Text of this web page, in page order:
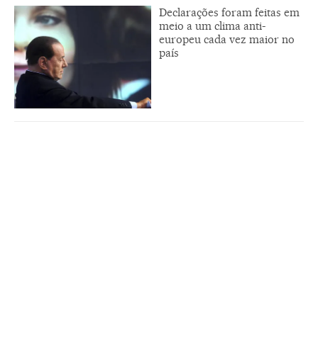
Declarações foram feitas em
meio a um clima anti-
europeu cada vez maior no
país